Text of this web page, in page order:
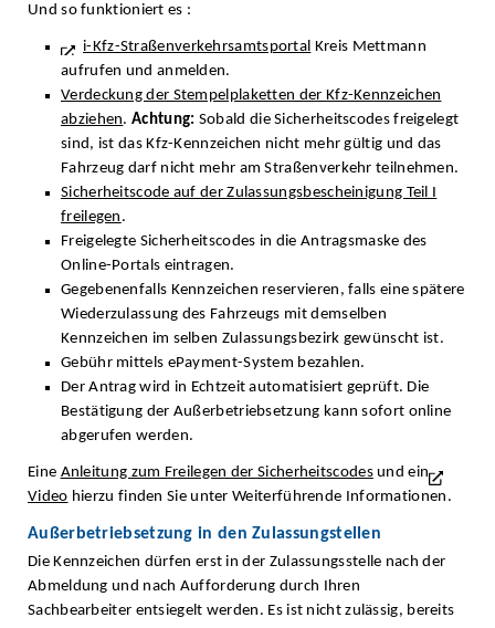
Und so funktioniert es :
i-Kfz-Straßenverkehrsamtsportal Kreis Mettmann
aufrufen und anmelden.
Verdeckung der Stempelplaketten der Kfz-Kennzeichen
abziehen.Achtung: Sobald die Sicherheitscodes freigelegt
sind, ist das Kfz-Kennzeichen nicht mehr gültig und das
Fahrzeug darf nicht mehr am Straßenverkehr teilnehmen.
Sicherheitscode auf der Zulassungsbescheinigung Teil I
freilegen .
Freigelegte Sicherheitscodes in die Antragsmaske des
Online-Portals eintragen.
Gegebenenfalls Kennzeichen reservieren, falls eine spätere
Wiederzulassung des Fahrzeugs mit demselben
Kennzeichen im selben Zulassungsbezirk gewünscht ist.
Gebühr mittels ePayment-System bezahlen.
Der Antrag wird in Echtzeit automatisiert geprüft. Die
Bestätigung der Außerbetriebsetzung kann sofort online
abgerufen werden.
Eine Anleitung zum Freilegen der Sicherheitscodesund ein
Video hierzu finden Sie unter Weiterführende Informationen.
Außerbetriebsetzung in den Zulassungstellen
Die Kennzeichen dürfen erst in der Zulassungsstelle nach der
Abmeldung und nach Aufforderung durch Ihren
Sachbearbeiter entsiegelt werden. Es ist nicht zulässig, bereits